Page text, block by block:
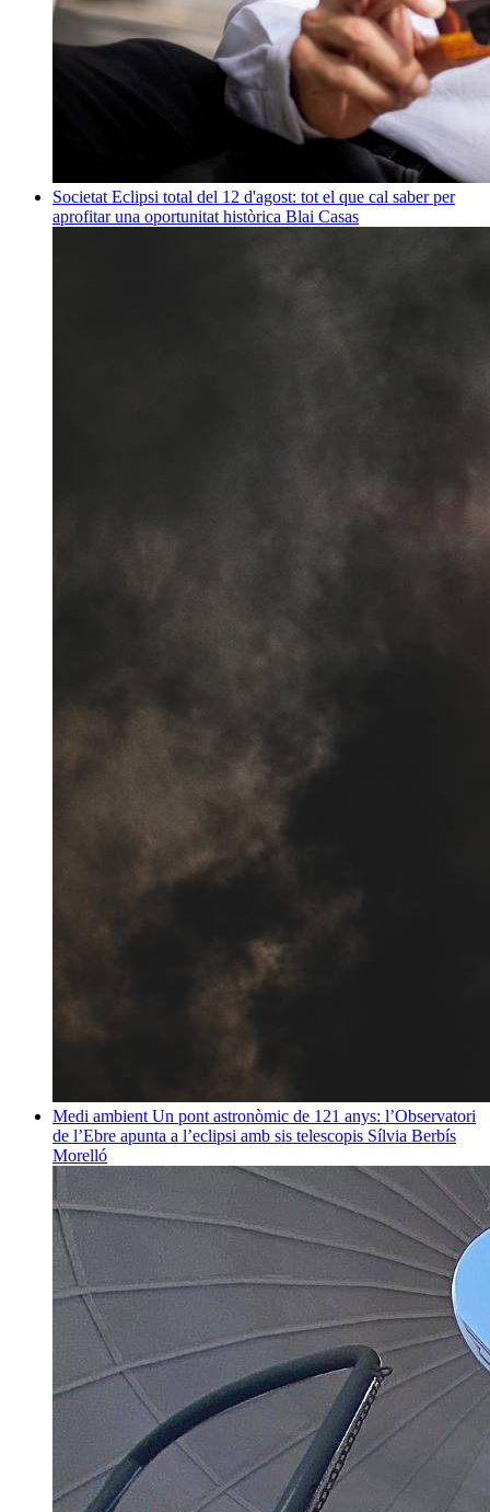
Societat Eclipsi total del 12 d'agost: tot el que cal saber per
aprofitar una oportunitat històrica Blai Casas
Medi ambient Un pont astronòmic de 121 anys: l’Observatori
de l’Ebre apunta a l’eclipsi amb sis telescopis Sílvia Berbís
Morelló